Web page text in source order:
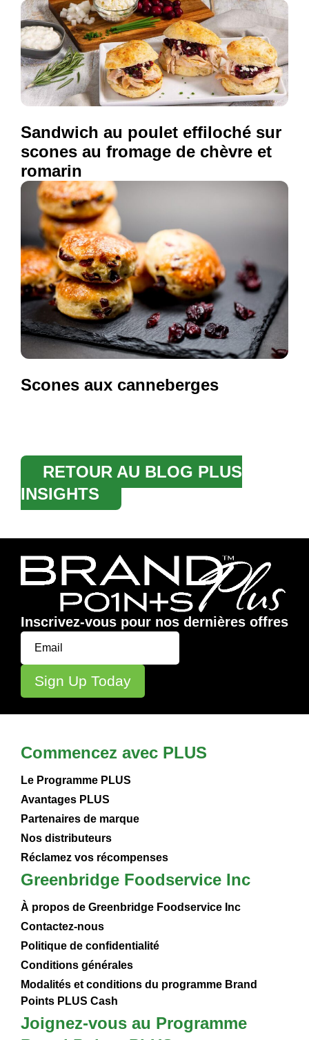
Sandwich au poulet effiloché sur
scones au fromage de chèvre et
romarin
Scones aux canneberges
RETOUR AU BLOG PLUS
INSIGHTS
Inscrivez-vous pour nos dernières offres
Commencez avec PLUS
Le Programme PLUS
Avantages PLUS
Partenaires de marque
Nos distributeurs
Réclamez vos récompenses
Greenbridge Foodservice Inc
À propos de Greenbridge Foodservice Inc
Contactez-nous
Politique de confidentialité
Conditions générales
Modalités et conditions du programme Brand
Points PLUS Cash
Joignez-vous au Programme